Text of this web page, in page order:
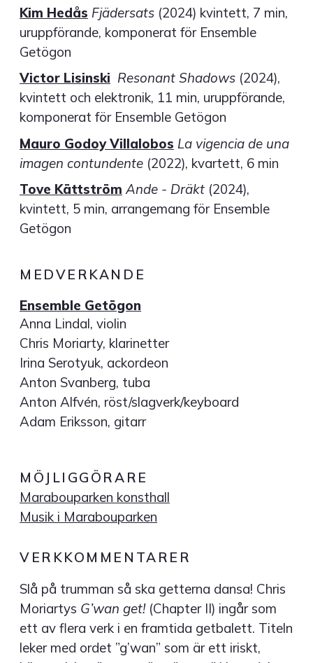
Kim Hedås Fjädersats (2024) kvintett, 7 min,
uruppförande, komponerat för Ensemble
Getögon
Victor Lisinski Resonant Shadows (2024),
kvintett och elektronik, 11 min, uruppförande,
komponerat för Ensemble Getögon
Mauro Godoy Villalobos La vigencia de una
imagen contundente (2022), kvartett, 6 min
Tove Kättström Ande - Dräkt (2024),
kvintett, 5 min, arrangemang för Ensemble
Getögon
MEDVERKANDE
Ensemble Getögon
Anna Lindal, violin
Chris Moriarty, klarinetter
Irina Serotyuk, ackordeon
Anton Svanberg, tuba
Anton Alfvén, röst/slagverk/keyboard
Adam Eriksson, gitarr
MÖJLIGGÖRARE
Marabouparken konsthall
Musik i Marabouparken
VERKKOMMENTARER
Slå på trumman så ska getterna dansa! Chris
Moriartys G’wan get!(Chapter II) ingår som
ett av flera verk i en framtida getbalett. Titeln
leker med ordet ”g’wan” som är ett iriskt,